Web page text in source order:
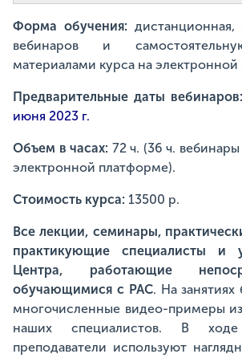
Форма обучения:
вебинаров и
материалами курса на
Предварительные даты вебинаров:
июня 2023 г.
Объем в часах: 72 ч. (36 ч.
электронной платформе).
Стоимость курса: 13500 р.
Все лекции, семинары,
практикующие специалисты и
Центра, работающие
обучающимися с РАС. На занятиях
многочисленные видео-примеры
наших специалистов. В
преподаватели используют